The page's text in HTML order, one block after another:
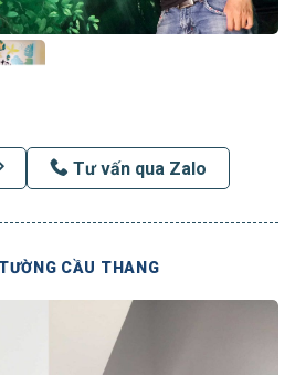
Tư vấn qua Zalo
CẦU THANG